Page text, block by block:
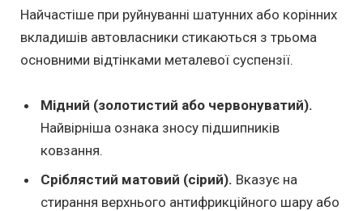
Найчастіше при руйнуванні шатунних або корінних
вкладишів автовласники стикаються з трьома
основними відтінками металевої суспензії.
Мідний (золотистий або червонуватий).
Найвірніша ознака зносу підшипників
ковзання.
Сріблястий матовий (сірий). Вказує на
стирання верхнього антифрикційного шару або